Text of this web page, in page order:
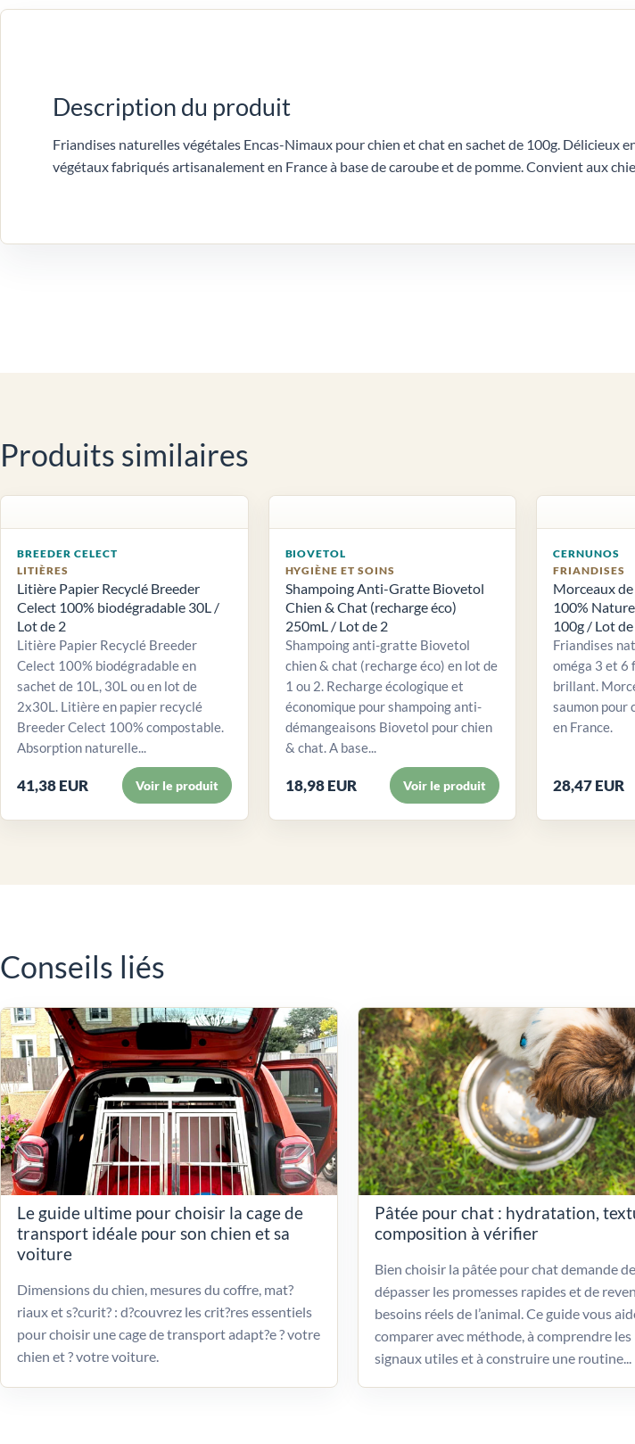
Description du produit
Friandises naturelles végétales Encas-Nimaux pour chien et chat en sachet de 100g. Délicieux
végétaux fabriqués artisanalement en France à base de caroube et de pomme. Convient aux
Produits similaires
BREEDER CELECT
LITIÈRES
Litière Papier Recyclé Breeder
Celect 100% biodégradable 30L /
Lot de 2
Litière Papier Recyclé Breeder
Celect 100% biodégradable en
sachet de 10L, 30L ou en lot de
2x30L. Litière en papier recyclé
Breeder Celect 100% compostable.
Absorption naturelle...
41,38 EUR Voir le produit
BIOVETOL
HYGIÈNE ET SOINS
Shampoing Anti-Gratte Biovetol
Chien & Chat (recharge éco)
250mL / Lot de 2
Shampoing anti-gratte Biovetol
chien & chat (recharge éco) en lot de
1 ou 2. Recharge écologique et
économique pour shampoing anti-
démangeaisons Biovetol pour chien
& chat. A base...
18,98 EUR Voir le produit
CERNUNOS
FRIANDISES
Morceaux de
100%
100g / Lot
Friandises
oméga 3 et 6
brillant.
saumon pour
en France.
28,47 EUR
Conseils liés
Le guide ultime pour choisir la cage de
transport idéale pour son chien et sa
voiture
Dimensions du chien, mesures du coffre, mat?
riaux et s?curit? : d?couvrez les crit?res essentiels
pour choisir une cage de transport adapt?e ? votre
chien et ? votre voiture.
Pâtée pour chat : hydratation,
composition à vérifier
Bien choisir la pâtée pour chat demande de
dépasser les promesses rapides et de
besoins réels de l’animal. Ce guide vous
comparer avec méthode, à comprendre les
signaux utiles et à construire une routine...